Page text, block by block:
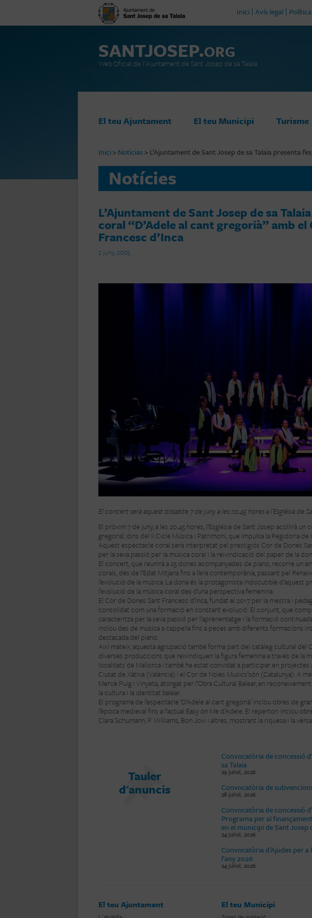
Inici Avís legal
SANTJOSEP.ORG
Web Oficial de l'Ajuntament de Sant Josep de sa Talaia
El teu Ajuntament El teu Municipi Turisme
Inici>Noticias>L’Ajuntament de Sant Josep de sa Talaia presenta
Notícies
L’Ajuntament de Sant Josep de sa
coral “D’Adele al cant gregorià” amb
Francesc d’Inca
2 juny, 2025
El concert serà aquest dissabte 7 de juny a les 20.45 hores a l’Església de
El pròxim 7 de juny, a les 20.45 hores, l’Església de Sant Josep acollirà
gregorià’, dins del II Cicle Música i Patrimoni, que impulsa la Regidoria
Aquest espectacle coral serà interpretat pel prestigiós Cor de Dones
per la seva passió per la música coral i la reivindicació del paper de la
El concert, que reunirà a 25 dones acompanyades de piano, recorre un
corals, des de l’Edat Mitjana fins a l’era contemporània, passant pel
l’evolució de la música. La dona és la protagonista indiscutible d’aquest
l’evolució de la música coral des d’una perspectiva femenina.
El Cor de Dones Sant Francesc d’Inca, fundat el 2017 per la mestra i
consolidat com una formació en constant evolució. El conjunt, que
caracteritza per la seva passió per l’aprenentatge i la formació
inclou des de música a cappella fins a peces amb diferents formacions
destacada del piano.
Així mateix, aquesta agrupació també forma part del catàleg cultural del
diverses produccions que reivindiquen la figura femenina a través de la
localitats de Mallorca i també ha estat convidat a participar en projectes
Ciutat de Xàtiva (València) i el Cor de Noies Musics’són (Catalunya). A
Mercè Puig i Vinyeta, atorgat per l’Obra Cultural Balear, en
la cultura i la identitat balear.
El programa de l’espectacle ‘D’Adele al cant gregorià’ inclou obres de
l’època medieval fins a l’actual Easy on Me d’Adele. El repertori inclou
Clara Schumann, P. Williams, Bon Jovi i altres, mostrant la riquesa i la
Tauler
d'anuncis
Convocatòria de concessió
sa Talaia
29 juliol, 2026
Convocatòria de
28 juliol, 2026
Convocatòria de concessió
Programa per al
en el municipi de Sant Josep
24 juliol, 2026
Convocatòria d’Ajudes per
l’any 2026
24 juliol, 2026
El teu Ajuntament El teu Municipi